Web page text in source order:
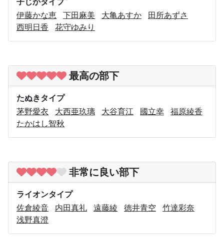
伊藤かな恵
下田麻美 大亀あすか
田所あずさ
西明日香
花守ゆみり
最高の部下
たぬきタイプ
茅野愛衣
大西亜玖璃 大谷育江 國立幸
福原綾香
たかはし智秋
非常に良い部下
ライオンタイプ
佐倉綾音
内田真礼 遠藤綾 徳井青空
竹達彩奈
浅野真澄